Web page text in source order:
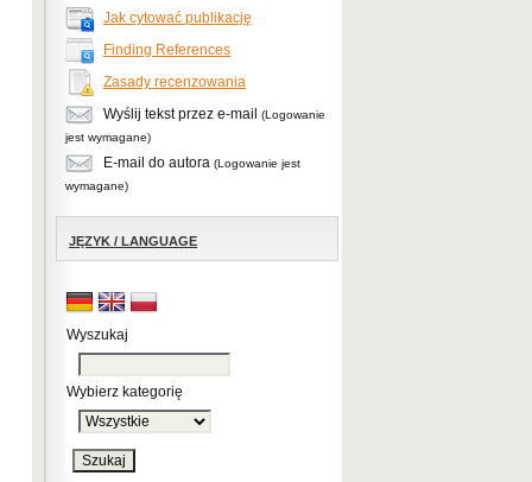
Jak cytować publikację
Finding References
Zasady recenzowania
Wyślij tekst przez e-mail
(Logowanie
jest wymagane)
E-mail do autora (Logowanie jest
wymagane)
JĘZYK / LANGUAGE
Wyszukaj
Wybierz kategorię